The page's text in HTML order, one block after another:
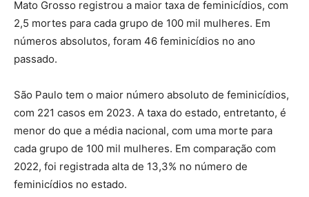
Mato Grosso registrou a maior taxa de feminicídios, com
2,5 mortes para cada grupo de 100 mil mulheres. Em
números absolutos, foram 46 feminicídios no ano
passado.
São Paulo tem o maior número absoluto de feminicídios,
com 221 casos em 2023. A taxa do estado, entretanto, é
menor do que a média nacional, com uma morte para
cada grupo de 100 mil mulheres. Em comparação com
2022, foi registrada alta de 13,3% no número de
feminicídios no estado.